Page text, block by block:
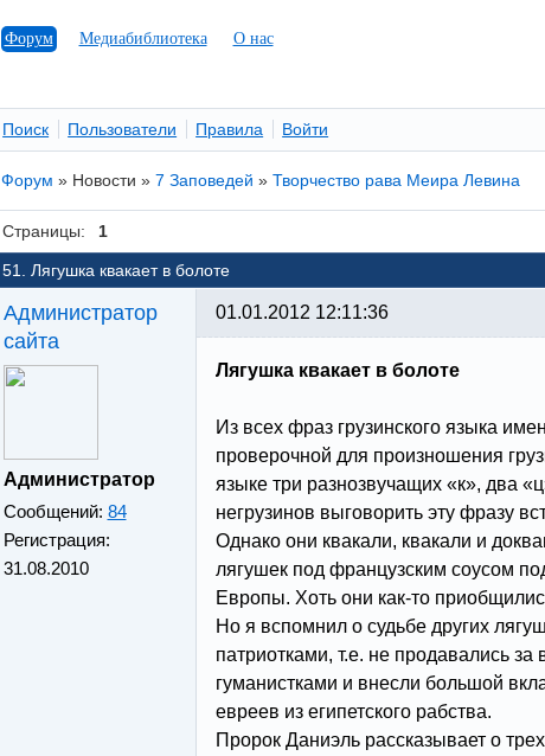
Форум Медиабиблиотека О нас
Поиск Пользователи Правила Войти
Форум » Новости »7 Заповедей »Творчество рава Меира Левина
Страницы: 1
51. Лягушка квакает в болоте
Администратор
сайта
Администратор
Сообщений: 84
Регистрация:
31.08.2010
01.01.2012 12:11:36
Лягушка квакает в болоте
Из всех фраз грузинского языка
проверочной для произношения
языке три разнозвучащих «к», два
негрузинов выговорить эту фразу
Однако они квакали, квакали и
лягушек под французским соусом
Европы. Хоть они как-то
Но я вспомнил о судьбе других
патриотками, т.е. не продавались за
гуманистками и внесли большой
евреев из египетского рабства.
Пророк Даниэль рассказывает о